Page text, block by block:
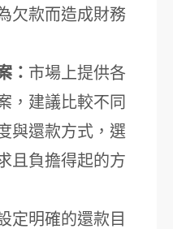
欠款而造成財務
： 市場上提供各
，建議比較不同
與還款方式，選
且負擔得起的方
定明確的還款目